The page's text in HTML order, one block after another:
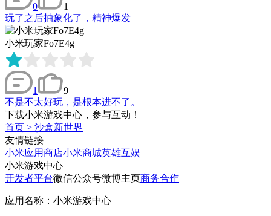
0
1
玩了之后抽象化了，精神爆发
小米玩家Fo7E4g
1
9
不是不太好玩，是根本进不了。
下载小米游戏中心，参与互动！
首页 > 沙盒新世界
友情链接
小米应用商店小米商城英雄互娱
小米游戏中心
开发者平台微信公众号微博主页商务合作
应用名称：小米游戏中心